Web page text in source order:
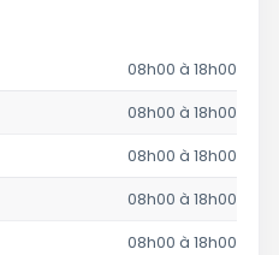
08h00 à 18h00
08h00 à 18h00
08h00 à 18h00
08h00 à 18h00
08h00 à 18h00